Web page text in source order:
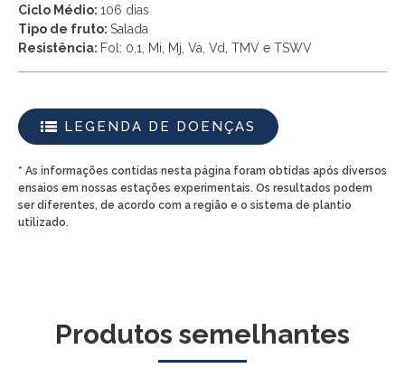
Ciclo Médio: 106 dias
Tipo de fruto: Salada
Resistência: Fol: 0,1, Mi, Mj, Va, Vd, TMV e TSWV
LEGENDA DE DOENÇAS
* As informações contidas nesta página foram obtidas após diversos
ensaios em nossas estações experimentais. Os resultados podem
ser diferentes, de acordo com a região e o sistema de plantio
utilizado.
Produtos semelhantes